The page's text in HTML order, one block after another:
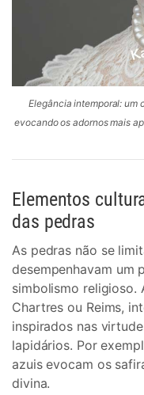
Elegância intemporal: um
evocando os adornos mais
Elementos
das pedras
As pedras não se
desempenhavam um
simbolismo religioso.
Chartres ou Reims,
inspirados nas
lapidários. Por
azuis evocam os
divina.